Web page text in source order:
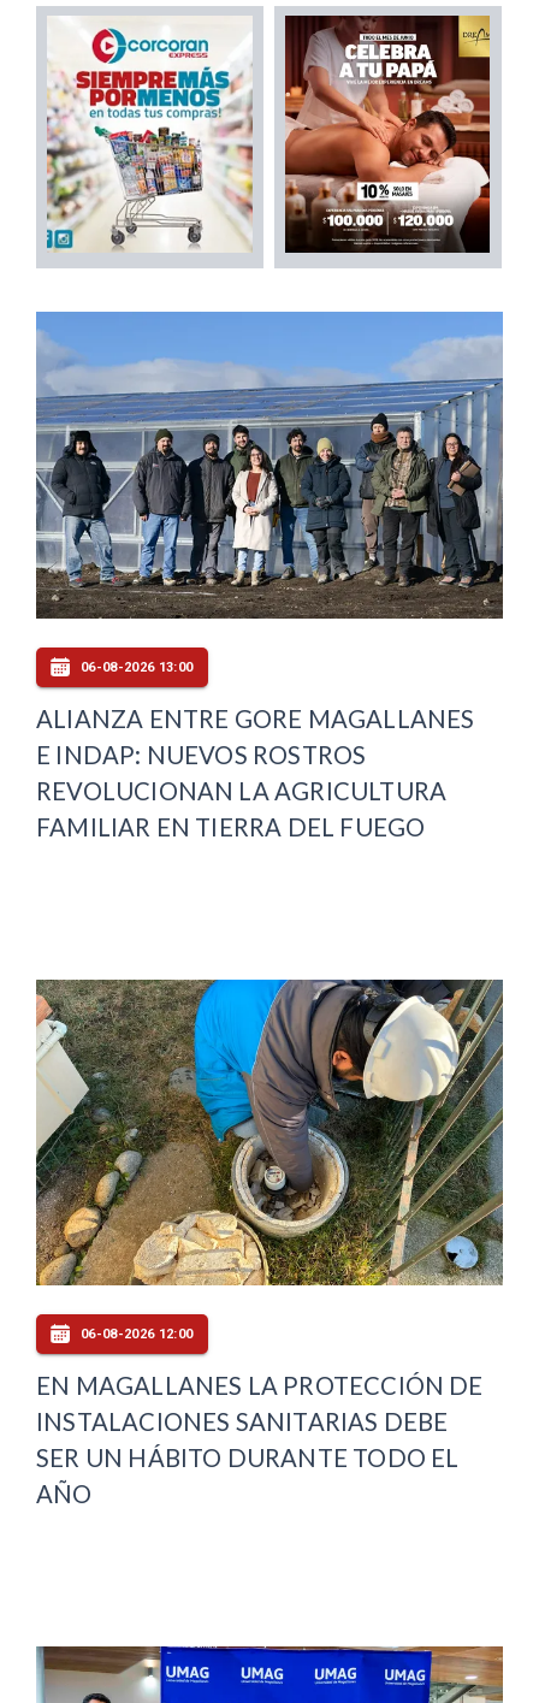
06-08-2026 13:00
ALIANZA ENTRE GORE MAGALLANES
E INDAP: NUEVOS ROSTROS
REVOLUCIONAN LA AGRICULTURA
FAMILIAR EN TIERRA DEL FUEGO
06-08-2026 12:00
EN MAGALLANES LA PROTECCIÓN DE
INSTALACIONES SANITARIAS DEBE
SER UN HÁBITO DURANTE TODO EL
AÑO